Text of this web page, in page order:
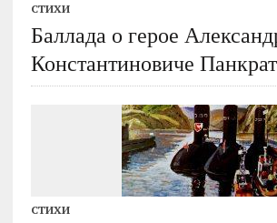
СТИХИ
Баллада о герое
Константиновиче
СТИХИ